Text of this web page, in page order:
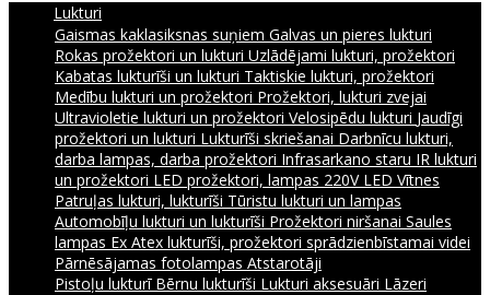
Lukturi
Gaismas kaklasiksnas suņiem Galvas un pieres lukturi
Rokas prožektori un lukturi Uzlādējami lukturi, prožektori
Kabatas lukturīši un lukturi Taktiskie lukturi, prožektori
Medību lukturi un prožektori Prožektori, lukturi zvejai
Ultravioletie lukturi un prožektori Velosipēdu lukturi Jaudīgi
prožektori un lukturi Lukturīši skriešanai Darbnīcu lukturi,
darba lampas, darba prožektori Infrasarkano staru IR lukturi
un prožektori LED prožektori, lampas 220V LED Vītnes
Patruļas lukturi, lukturīši Tūristu lukturi un lampas
Automobīļu lukturi un lukturīši Prožektori niršanai Saules
lampas Ex Atex lukturīši, prožektori sprādzienbīstamai videi
Pārnēsājamas fotolampas Atstarotāji
Pistoļu lukturī Bērnu lukturīši Lukturi aksesuāri Lāzeri